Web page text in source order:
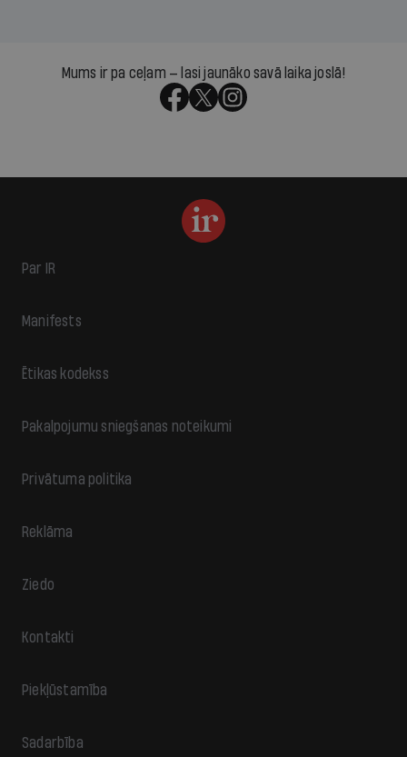
Mums ir pa ceļam — lasi jaunāko savā laika joslā!
Par IR
Manifests
Ētikas kodekss
Pakalpojumu sniegšanas noteikumi
Privātuma politika
Reklāma
Ziedo
Kontakti
Piekļūstamība
Sadarbība